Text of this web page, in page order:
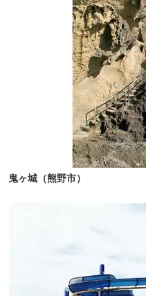
鬼ヶ城（熊野市）